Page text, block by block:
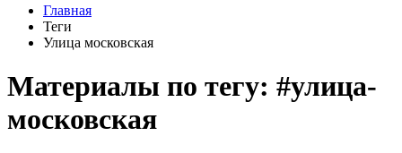
Главная
Теги
Улица московская
Материалы по тегу: #улица-
московская